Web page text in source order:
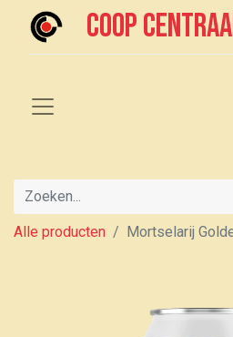
Coop
Alle producten Mortselarij